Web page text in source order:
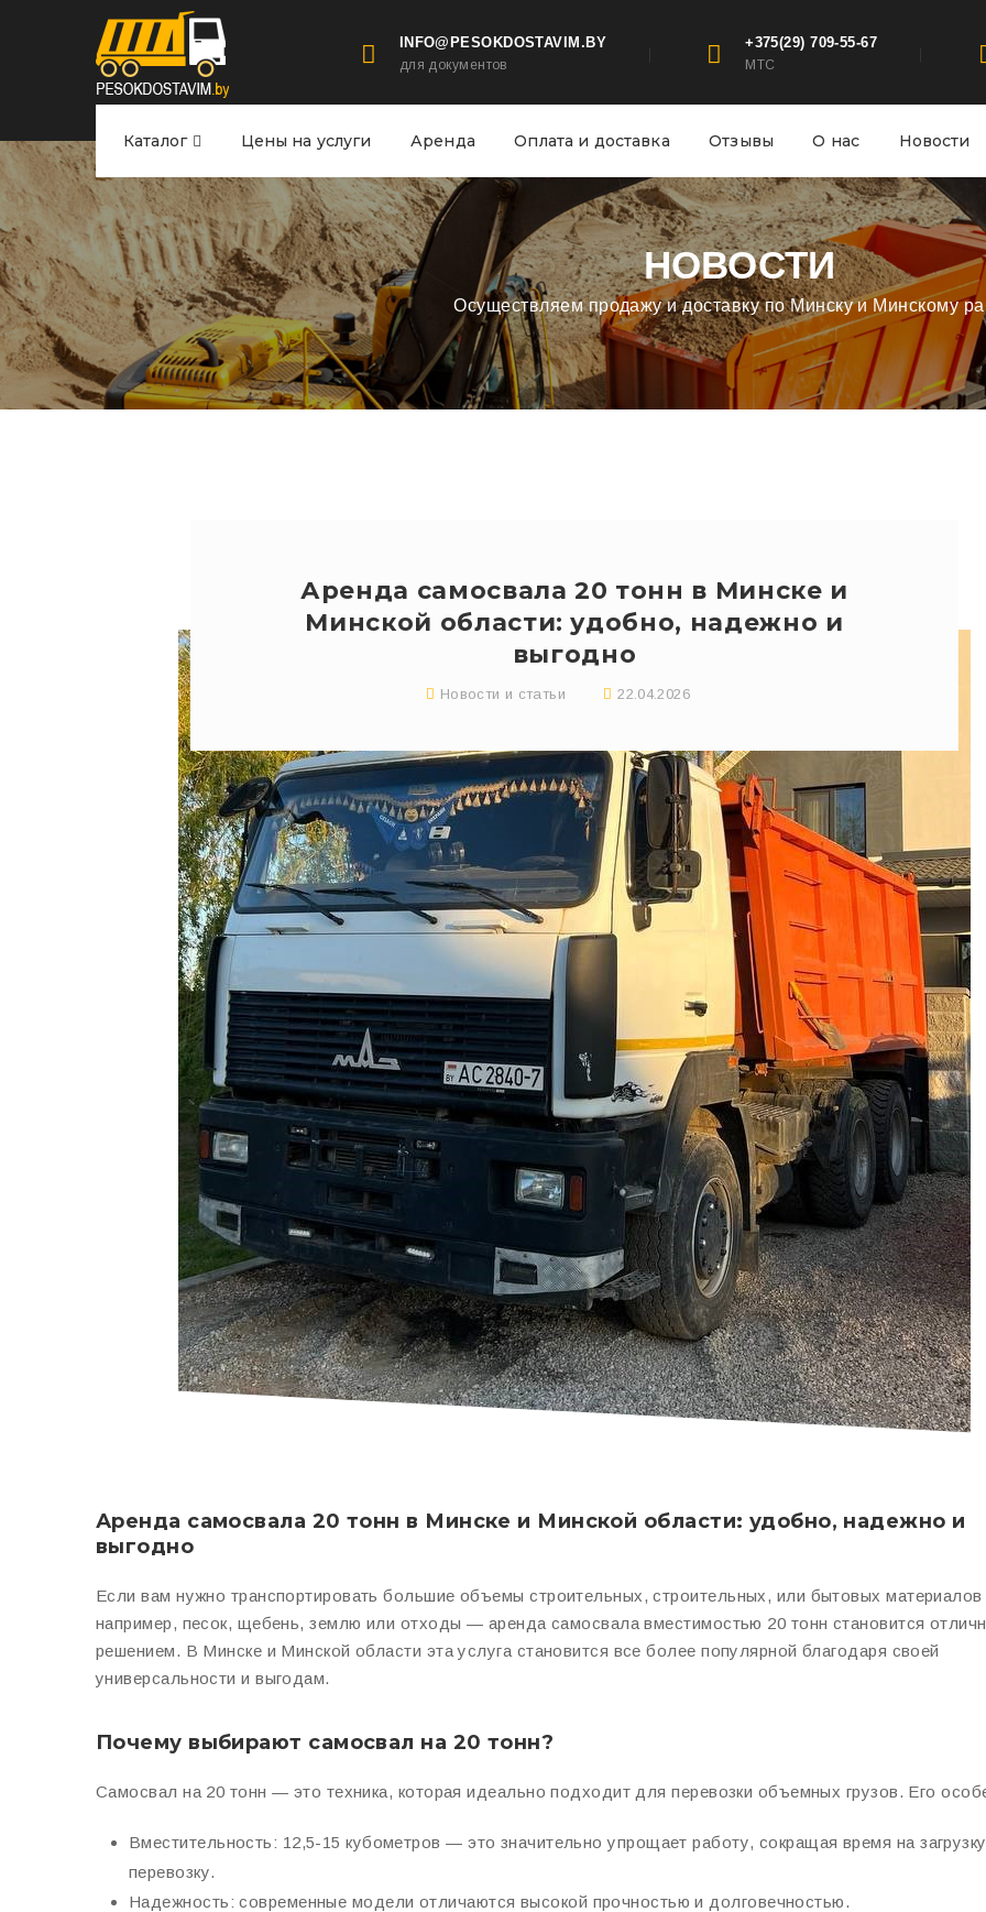
INFO@PESOKDOSTAVIM.BY
для документов
+375(29) 709-55-67
МТС
Каталог Цены на услуги Аренда Оплата и доставка Отзывы О нас Новости
НОВОСТИ
Осуществляем продажу и доставку по Минску и Минскому
Аренда самосвала 20 тонн в Минске и
Минской области: удобно, надежно и
выгодно
Новости и статьи 22.04.2026
Аренда самосвала 20 тонн в Минске и Минской области: удобно, надежно и
выгодно
Если вам нужно транспортировать большие объемы строительных, строительных, или бытовых
например, песок, щебень, землю или отходы — аренда самосвала вместимостью 20 тонн становится
решением. В Минске и Минской области эта услуга становится все более популярной благодаря своей
универсальности и выгодам.
Почему выбирают самосвал на 20 тонн?
Самосвал на 20 тонн — это техника, которая идеально подходит для перевозки объемных грузов. Его
Вместительность: 12,5-15 кубометров — это значительно упрощает работу, сокращая время на
перевозку.
Надежность: современные модели отличаются высокой прочностью и долговечностью.